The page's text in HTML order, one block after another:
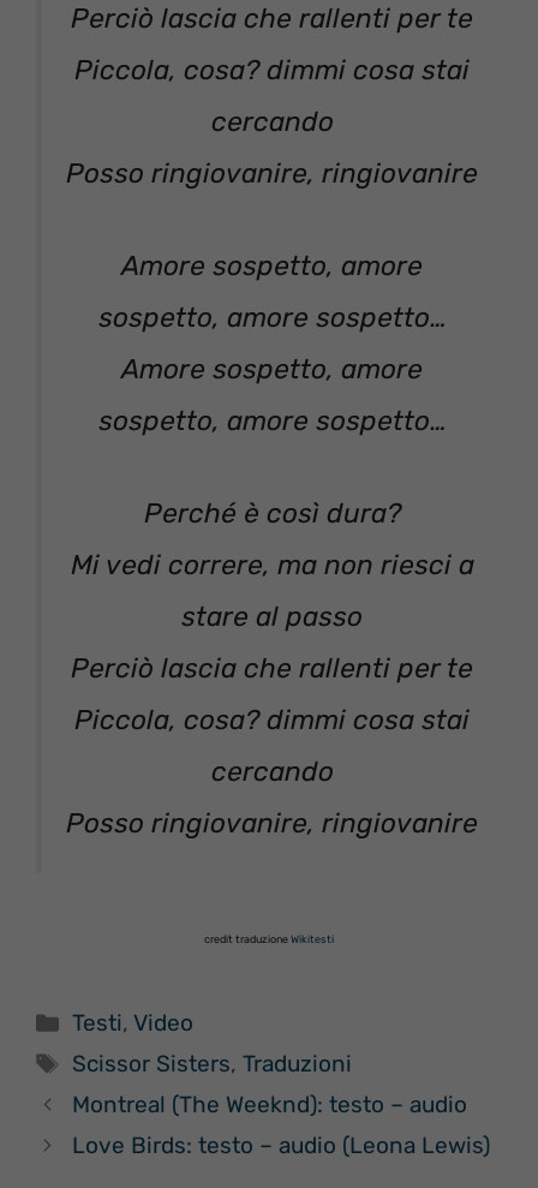
Perciò lascia che rallenti per te
Piccola, cosa? dimmi cosa stai
cercando
Posso ringiovanire, ringiovanire
Amore sospetto, amore
sospetto, amore sospetto…
Amore sospetto, amore
sospetto, amore sospetto…
Perché è così dura?
Mi vedi correre, ma non riesci a
stare al passo
Perciò lascia che rallenti per te
Piccola, cosa? dimmi cosa stai
cercando
Posso ringiovanire, ringiovanire
credit traduzione Wikitesti
Categorie
Testi,Video
Tag
Scissor Sisters,Traduzioni
Montreal (The Weeknd): testo – audio
Love Birds: testo – audio (Leona Lewis)